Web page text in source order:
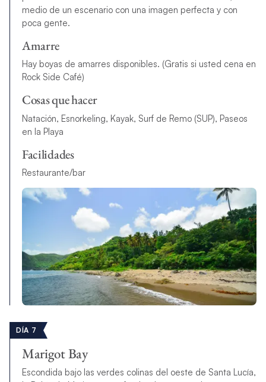
medio de un escenario con una imagen perfecta y con
poca gente.
Amarre
Hay boyas de amarres disponibles. (Gratis si usted cena en
Rock Side Café)
Cosas que hacer
Natación, Esnorkeling, Kayak, Surf de Remo (SUP), Paseos
en la Playa
Facilidades
Restaurante/bar
DÍA 7
Marigot Bay
Escondida bajo las verdes colinas del oeste de Santa Lucía,